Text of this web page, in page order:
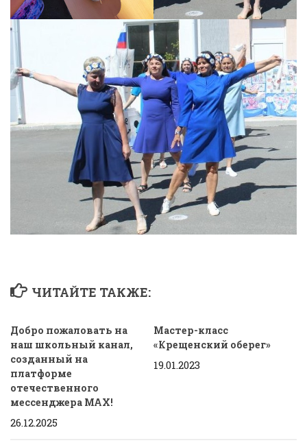
ЧИТАЙТЕ ТАКЖЕ:
Добро пожаловать на
наш школьный канал,
созданный на
платформе
отечественного
мессенджера МАХ!
26.12.2025
Мастер-класс
«Крещенский оберег»
19.01.2023